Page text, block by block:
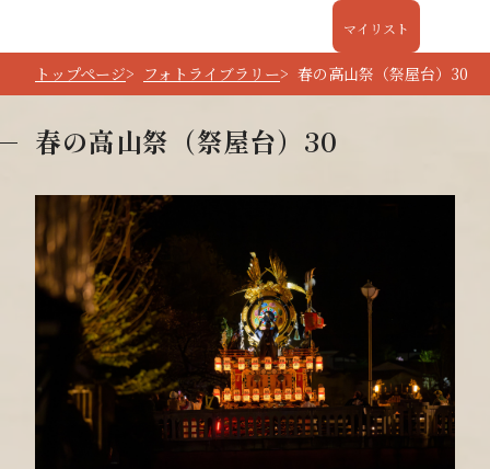
マイリスト
トップページ フォトライブラリー 春の高山祭（祭屋台）30
春の高山祭（祭屋台）30